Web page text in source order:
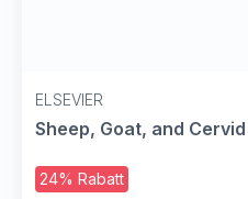
ELSEVIER
Sheep, Goat, and
24% Rabatt